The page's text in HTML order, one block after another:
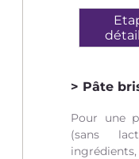
Pâte
Pour une
(sans